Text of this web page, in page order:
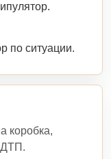
по ситуации.
коробка,
ДТП.